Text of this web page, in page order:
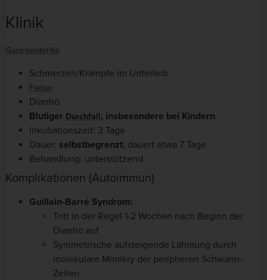
Klinik
Gastroenteritis
Schmerzen/Krämpfe im Unterleib
Fieber
Diarrhö
Blutiger Durchfall, insbesondere bei Kindern.
Inkubationszeit: 3 Tage
Dauer: selbstbegrenzt, dauert etwa 7 Tage
Behandlung: unterstützend
Komplikationen (Autoimmun)
Guillain-Barré Syndrom:
Tritt in der Regel 1-2 Wochen nach Beginn der
Diarrhö auf
Symmetrische aufsteigende Lähmung durch
molekulare Mimikry der peripheren Schwann-
Zellen